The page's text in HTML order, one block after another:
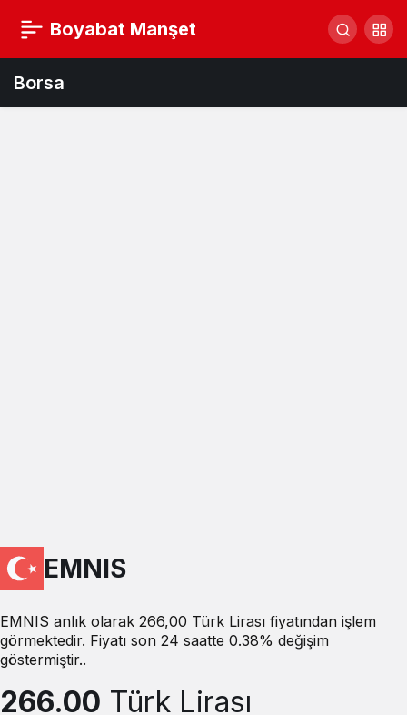
Boyabat Manşet
Borsa
EMNIS
EMNIS anlık olarak 266,00 Türk Lirası fiyatından işlem
görmektedir. Fiyatı son 24 saatte 0.38% değişim
göstermiştir..
266.00 Türk Lirası